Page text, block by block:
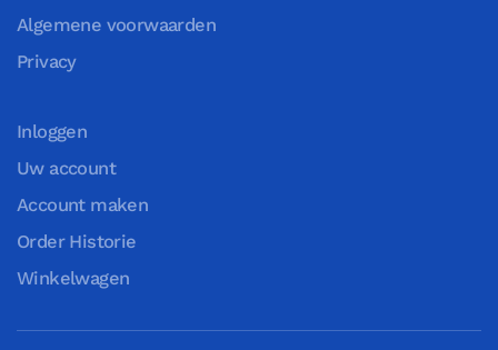
Algemene voorwaarden
Privacy
Inloggen
Uw account
Account maken
Order Historie
Winkelwagen